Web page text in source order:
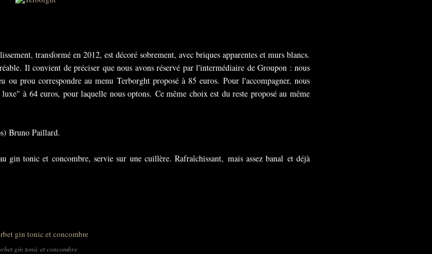
transformé en 2012, est décoré sobrement, avec briques apparentes et murs blancs.
Il convient de préciser que nous avons réservé par l'intermédiaire de Groupon : nous
ou prou correspondre au menu Terborght proposé à 85 euros. Pour l'accompagner, nous
à 64 euros, pour laquelle nous optons. Ce même choix est du reste proposé au même
Bruno Paillard.
gin tonic et concombre, servie sur une cuillère. Rafraîchissant, mais assez banal et déjà
gin tonic et concombre